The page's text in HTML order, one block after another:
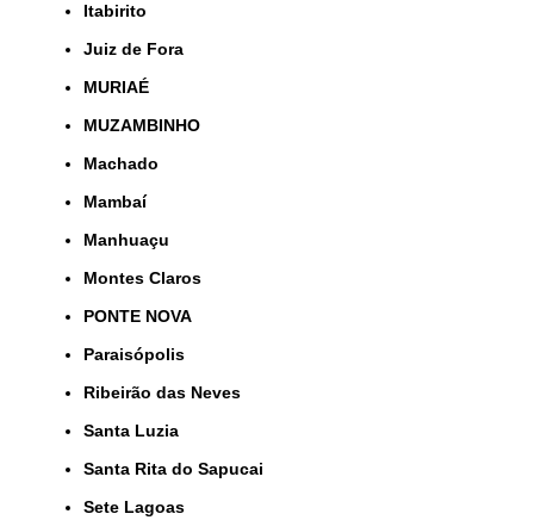
Itabirito
Juiz de Fora
MURIAÉ
MUZAMBINHO
Machado
Mambaí
Manhuaçu
Montes Claros
PONTE NOVA
Paraisópolis
Ribeirão das Neves
Santa Luzia
Santa Rita do Sapucai
Sete Lagoas